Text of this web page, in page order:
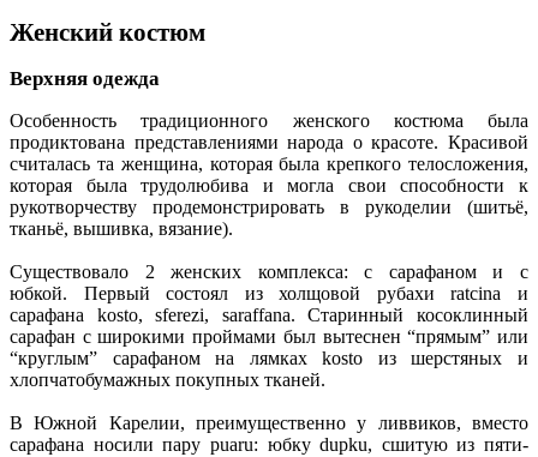
Женский костюм
Верхняя одежда
Особенность традиционного женского костюма была
продиктована представлениями народа о красоте. Красивой
считалась та женщина, которая была крепкого телосложения,
которая была трудолюбива и могла свои способности к
рукотворчеству продемонстрировать в рукоделии (шитьё,
тканьё, вышивка, вязание).
Существовало 2 женских комплекса: с сарафаном и с
юбкой. Первый состоял из холщовой рубахи ratcina и
сарафана kosto, sferezi, saraffana. Старинный косоклинный
сарафан с широкими проймами был вытеснен “прямым” или
“круглым” сарафаном на лямках kosto из шерстяных и
хлопчатобумажных покупных тканей.
В Южной Карелии, преимущественно у ливвиков, вместо
сарафана носили пару puaru: юбку dupku, сшитую из пяти-